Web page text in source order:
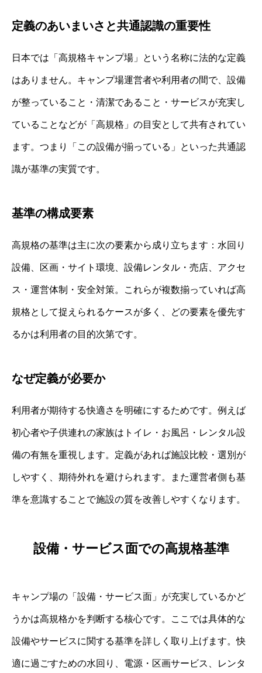
定義のあいまいさと共通認識の重要性
日本では「高規格キャンプ場」という名称に法的な定義
はありません。キャンプ場運営者や利用者の間で、設備
が整っていること・清潔であること・サービスが充実し
ていることなどが「高規格」の目安として共有されてい
ます。つまり「この設備が揃っている」といった共通認
識が基準の実質です。
基準の構成要素
高規格の基準は主に次の要素から成り立ちます：水回り
設備、区画・サイト環境、設備レンタル・売店、アクセ
ス・運営体制・安全対策。これらが複数揃っていれば高
規格として捉えられるケースが多く、どの要素を優先す
るかは利用者の目的次第です。
なぜ定義が必要か
利用者が期待する快適さを明確にするためです。例えば
初心者や子供連れの家族はトイレ・お風呂・レンタル設
備の有無を重視します。定義があれば施設比較・選別が
しやすく、期待外れを避けられます。また運営者側も基
準を意識することで施設の質を改善しやすくなります。
設備・サービス面での高規格基準
キャンプ場の「設備・サービス面」が充実しているかど
うかは高規格かを判断する核心です。ここでは具体的な
設備やサービスに関する基準を詳しく取り上げます。快
適に過ごすための水回り、電源・区画サービス、レンタ